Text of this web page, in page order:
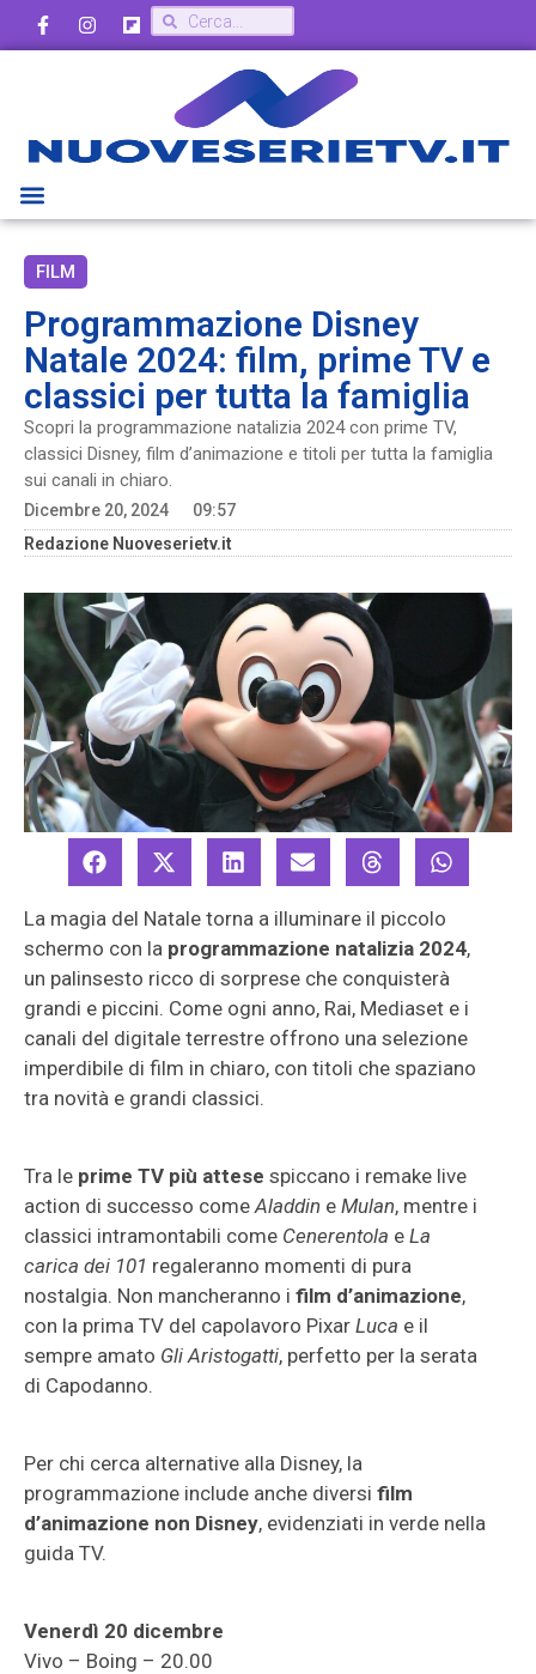
FILM
Programmazione Disney
Natale 2024: film, prime TV e
classici per tutta la famiglia
Scopri la programmazione natalizia 2024 con prime TV,
classici Disney, film d’animazione e titoli per tutta la famiglia
sui canali in chiaro.
Dicembre 20, 2024
09:57
Redazione Nuoveserietv.it
La magia del Natale torna a illuminare il piccolo
schermo con la programmazione natalizia 2024,
un palinsesto ricco di sorprese che conquisterà
grandi e piccini. Come ogni anno, Rai, Mediaset e i
canali del digitale terrestre offrono una selezione
imperdibile di film in chiaro, con titoli che spaziano
tra novità e grandi classici.
Tra le prime TV più attese spiccano i remake live
action di successo comeAladdin e Mulan, mentre i
classici intramontabili come Cenerentola e La
carica dei 101 regaleranno momenti di pura
nostalgia. Non mancheranno i film d’animazione,
con la prima TV del capolavoro Pixar Luca e il
sempre amato Gli Aristogatti, perfetto per la serata
di Capodanno.
Per chi cerca alternative alla Disney, la
programmazione include anche diversi film
d’animazione non Disney, evidenziati in verde nella
guida TV.
Venerdì 20 dicembre
Vivo – Boing – 20.00